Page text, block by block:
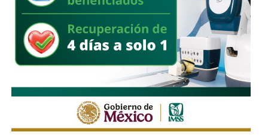
señalización y las indicaciones del personal de Policía
Vial, así como considerar el uso de transporte público para
facilitar la movilidad en los alrededores del recinto.
Estas medidas buscan mantener un flujo vehicular
ordenado y seguro durante la feria, privilegiando tanto la
movilidad de quienes acuden al recinto como la seguridad
de peatones, usuarios del transporte público y habitantes
de las zonas aledañas.